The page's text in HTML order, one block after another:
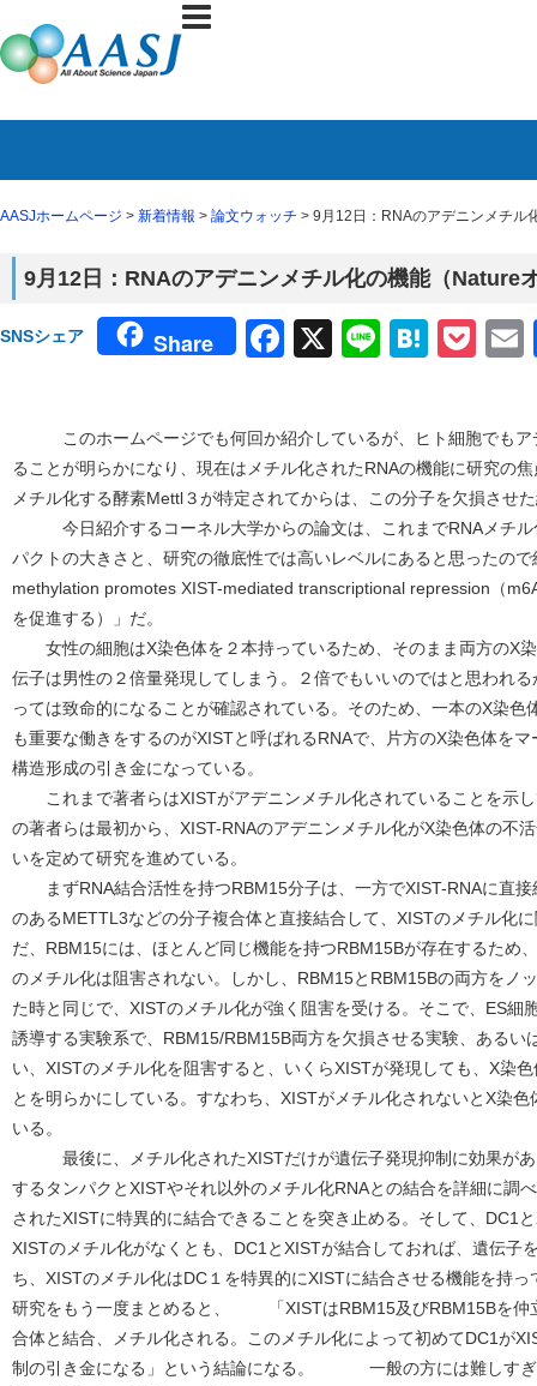
AASJホームページ > 新着情報 > 論文ウォッチ > 9月12日：RNAのアデニンメチル
9月12日：RNAのアデニンメチル化の機能（Nature
SNSシェア Share Facebook
X Line
このホームページでも何回か紹介しているが、ヒト細胞でもア
ることが明らかになり、現在はメチル化されたRNAの機能に研究の
メチル化する酵素Mettl３が特定されてからは、この分子を欠損させ
今日紹介するコーネル大学からの論文は、これまでRNAメチル
パクトの大きさと、研究の徹底性では高いレベルにあると思ったの
methylation promotes XIST-mediated transcriptional repression（
を促進する）」だ。
女性の細胞はX染色体を２本持っているため、そのまま両方のX
伝子は男性の２倍量発現してしまう。２倍でもいいのではと思われ
っては致命的になることが確認されている。そのため、一本のX染色
も重要な働きをするのがXISTと呼ばれるRNAで、片方のX染色体を
構造形成の引き金になっている。
これまで著者らはXISTがアデニンメチル化されていることを示
の著者らは最初から、XIST-RNAのアデニンメチル化がX染色体の不
いを定めて研究を進めている。
まずRNA結合活性を持つRBM15分子は、一方でXIST-RNAに直接
のあるMETTL3などの分子複合体と直接結合して、XISTのメチル化
だ、RBM15には、ほとんど同じ機能を持つRBM15Bが存在するため
のメチル化は阻害されない。しかし、RBM15とRBM15Bの両方をノ
た時と同じで、XISTのメチル化が強く阻害を受ける。そこで、ES細
誘導する実験系で、RBM15/RBM15B両方を欠損させる実験、ある
い、XISTのメチル化を阻害すると、いくらXISTが発現しても、X染
とを明らかにしている。すなわち、XISTがメチル化されないとX染
いる。
最後に、メチル化されたXISTだけが遺伝子発現抑制に効果があ
するタンパクとXISTやそれ以外のメチル化RNAとの結合を詳細に調
されたXISTに特異的に結合できることを突き止める。そして、DC1
XISTのメチル化がなくとも、DC1とXISTが結合しておれば、遺伝子
ち、XISTのメチル化はDC１を特異的にXISTに結合させる機能
研究をもう一度まとめると、 「XISTはRBM15及びRBM15Bを仲
合体と結合、メチル化される。このメチル化によって初めてDC1が
制の引き金になる」という結論になる。 一般の方には難しすぎ